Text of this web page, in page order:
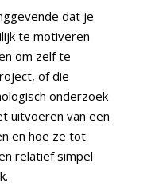
dat je
te motiveren
om zelf te
of die
onderzoek
uitvoeren van een
en hoe ze tot
relatief simpel